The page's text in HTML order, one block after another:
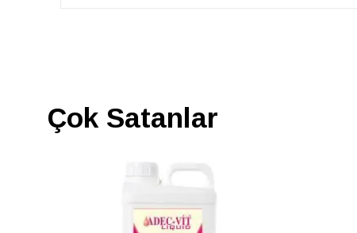
Çok Satanlar